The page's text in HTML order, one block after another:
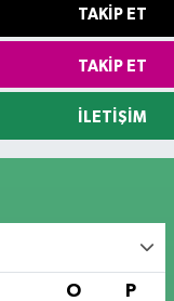
TAKIP ET
TAKIP ET
İLETIŞIM
O P